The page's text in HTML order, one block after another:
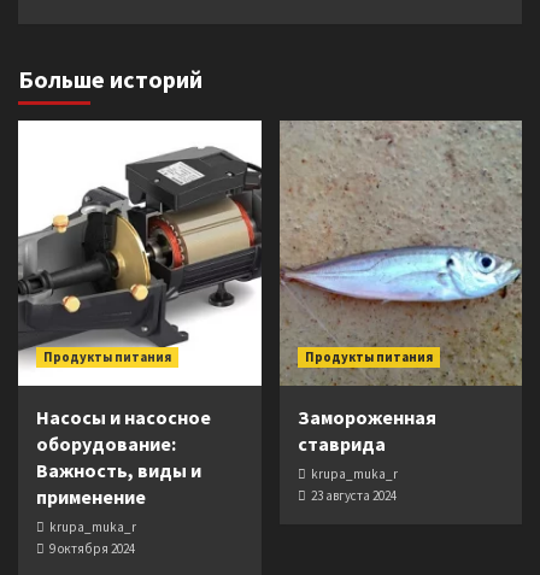
Больше историй
Продукты питания
Насосы и насосное
оборудование:
Важность, виды и
применение
krupa_muka_r
9 октября 2024
Продукты питания
Замороженная
ставрида
krupa_muka_r
23 августа 2024